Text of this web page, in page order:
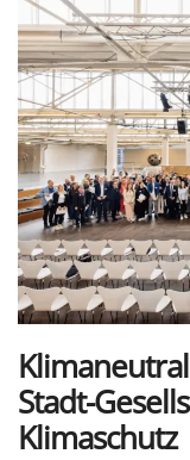
Stadt-
Klimaschutz